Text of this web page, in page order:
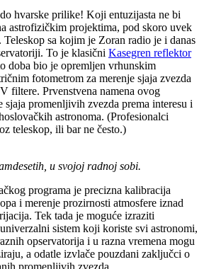
hvarske prilike! Koji entuzijasta ne bi
astrofizičkim projektima, pod skoro uvek
sa kojim je Zoran radio je i danas
To je klasični Kasegren reflektor
doba bio je opremljen vrhunskim
fotometrom za merenje sjaja zvezda
filtere. Prvenstvena namena ovog
sjaja promenljivih zvezda prema interesu i
astronoma. (Profesionalci
teleskop, ili bar ne često.)
u svojoj radnoj sobi.
programa je precizna kalibracija
i merenje prozirnosti atmosfere iznad
Tek tada je moguće izraziti
sistem koji koriste svi astronomi,
opservatorija i u razna vremena mogu
a odatle izvlače pouzdani zaključci o
promenljivih zvezda.